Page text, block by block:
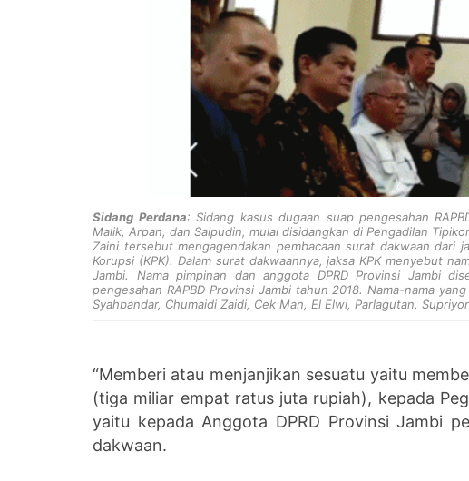
Sidang Perdana: Sidang kasus dugaan suap pengesahan
Malik, Arpan, dan Saipudin, mulai disidangkan di Pengadilan
Zaini tersebut mengagendakan pembacaan surat dakwaan dari
Korupsi (KPK). Dalam surat dakwaannya, jaksa KPK menyebut
Jambi. Nama pimpinan dan anggota DPRD Provinsi Jambi
pengesahan RAPBD Provinsi Jambi tahun 2018. Nama-nama
Syahbandar, Chumaidi Zaidi, Cek Man, El Elwi, Parlagutan,
“Memberi atau menjanjikan sesuatu yaitu
(tiga miliar empat ratus juta rupiah), kepada
yaitu kepada Anggota DPRD Provinsi Jambi
dakwaan.